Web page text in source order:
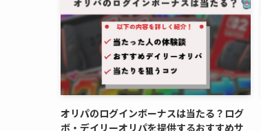
オリパのログインボーナスは当たる？ログ
ボ・デイリーオリパを提供するおすすめサ